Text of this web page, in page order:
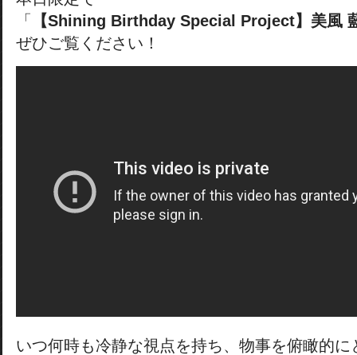
「
【Shining Birthday Special Project】美風
ぜひご覧ください！
いつ何時も冷静な視点を持ち、物事を俯瞰的